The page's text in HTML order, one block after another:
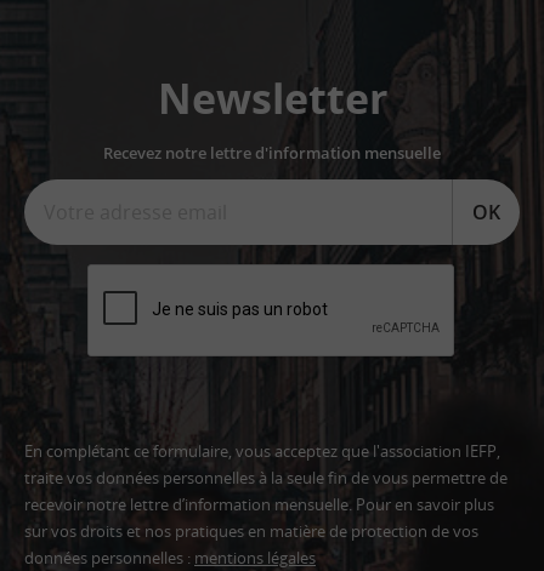
Newsletter
Recevez notre lettre d'information mensuelle
OK
En complétant ce formulaire, vous acceptez que l'association IEFP,
traite vos données personnelles à la seule fin de vous permettre de
recevoir notre lettre d’information mensuelle. Pour en savoir plus
sur vos droits et nos pratiques en matière de protection de vos
données personnelles : mentions légales